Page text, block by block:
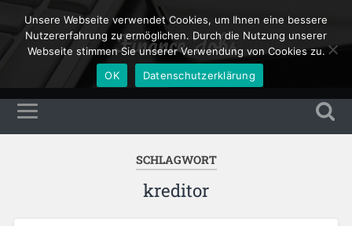
Finance Jobs
SCHLAGWORT
kreditor
Unsere Webseite verwendet Cookies, um Ihnen eine bessere
Nutzererfahrung zu ermöglichen. Durch die Nutzung unserer
Webseite stimmen Sie unserer Verwendung von Cookies zu.
OK
Datenschutzerklärung